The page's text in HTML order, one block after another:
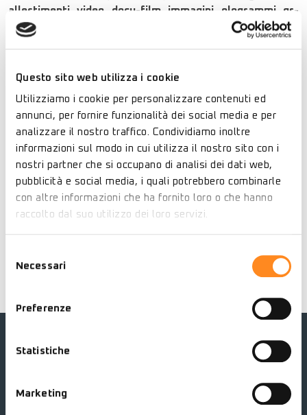
Questo sito web utilizza i cookie
Utilizziamo i cookie per personalizzare contenuti ed
annunci, per fornire funzionalità dei social media e per
analizzare il nostro traffico. Condividiamo inoltre
informazioni sul modo in cui utilizza il nostro sito con i
nostri partner che si occupano di analisi dei dati web,
pubblicità e social media, i quali potrebbero combinarle
con altre informazioni che ha fornito loro o che hanno
raccolto dal suo utilizzo dei loro servizi.
delNecessari
Preferenze
Statistiche
Marketing
allestimenti, video, docu-film, immagini, ologrammi, qr-
code di approfondimento, narrazioni digitali, offrendo
stati curati da e-bag srl, con la partecipazione delSindaco
Claudio Scajolae dell’Assessore Marcella Roggero
collaborazione conImperia Musei.
L’iniziativa ha rappresentato un importante momento di
valorizzazione culturale e tecnologica per la città
unendo memoria, innovazione e visione del futuro.